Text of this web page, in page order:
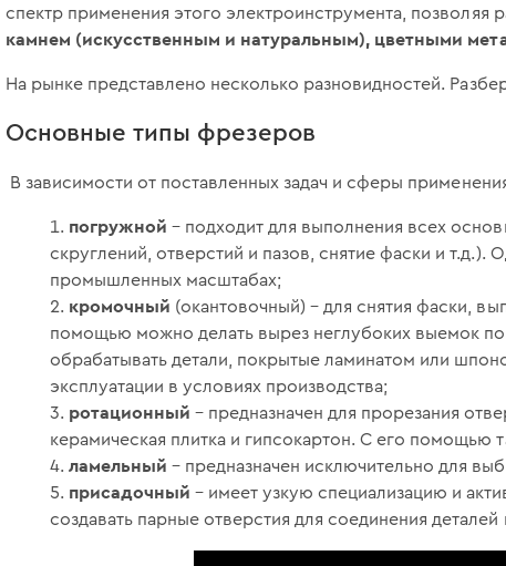
спектр применения этого электроинструмента, позволяя
камнем (искусственным и натуральным), цветными
На рынке представлено несколько разновидностей.
Основные типы фрезеров
В зависимости от поставленных задач и сферы
погружной– подходит для выполнения всех
скруглений, отверстий и пазов, снятие фаски и т.д.).
промышленных масштабах;
кромочный (окантовочный) – для снятия фаски,
помощью можно делать вырез неглубоких выемок
обрабатывать детали, покрытые ламинатом или
эксплуатации в условиях производства;
ротационный– предназначен для прорезания
керамическая плитка и гипсокартон. С его помощью
ламельный– предназначен исключительно для
присадочный– имеет узкую специализацию и
создавать парные отверстия для соединения деталей